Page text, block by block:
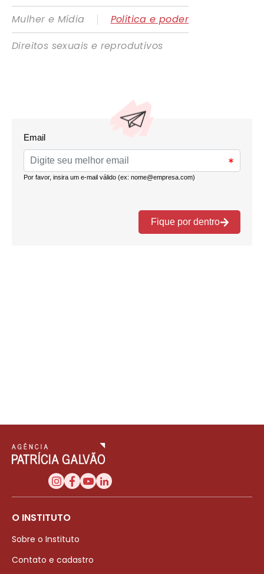
Mulher e Mídia
|
Política e poder
Direitos sexuais e reprodutivos
O INSTITUTO
Sobre o Instituto
Contato e cadastro